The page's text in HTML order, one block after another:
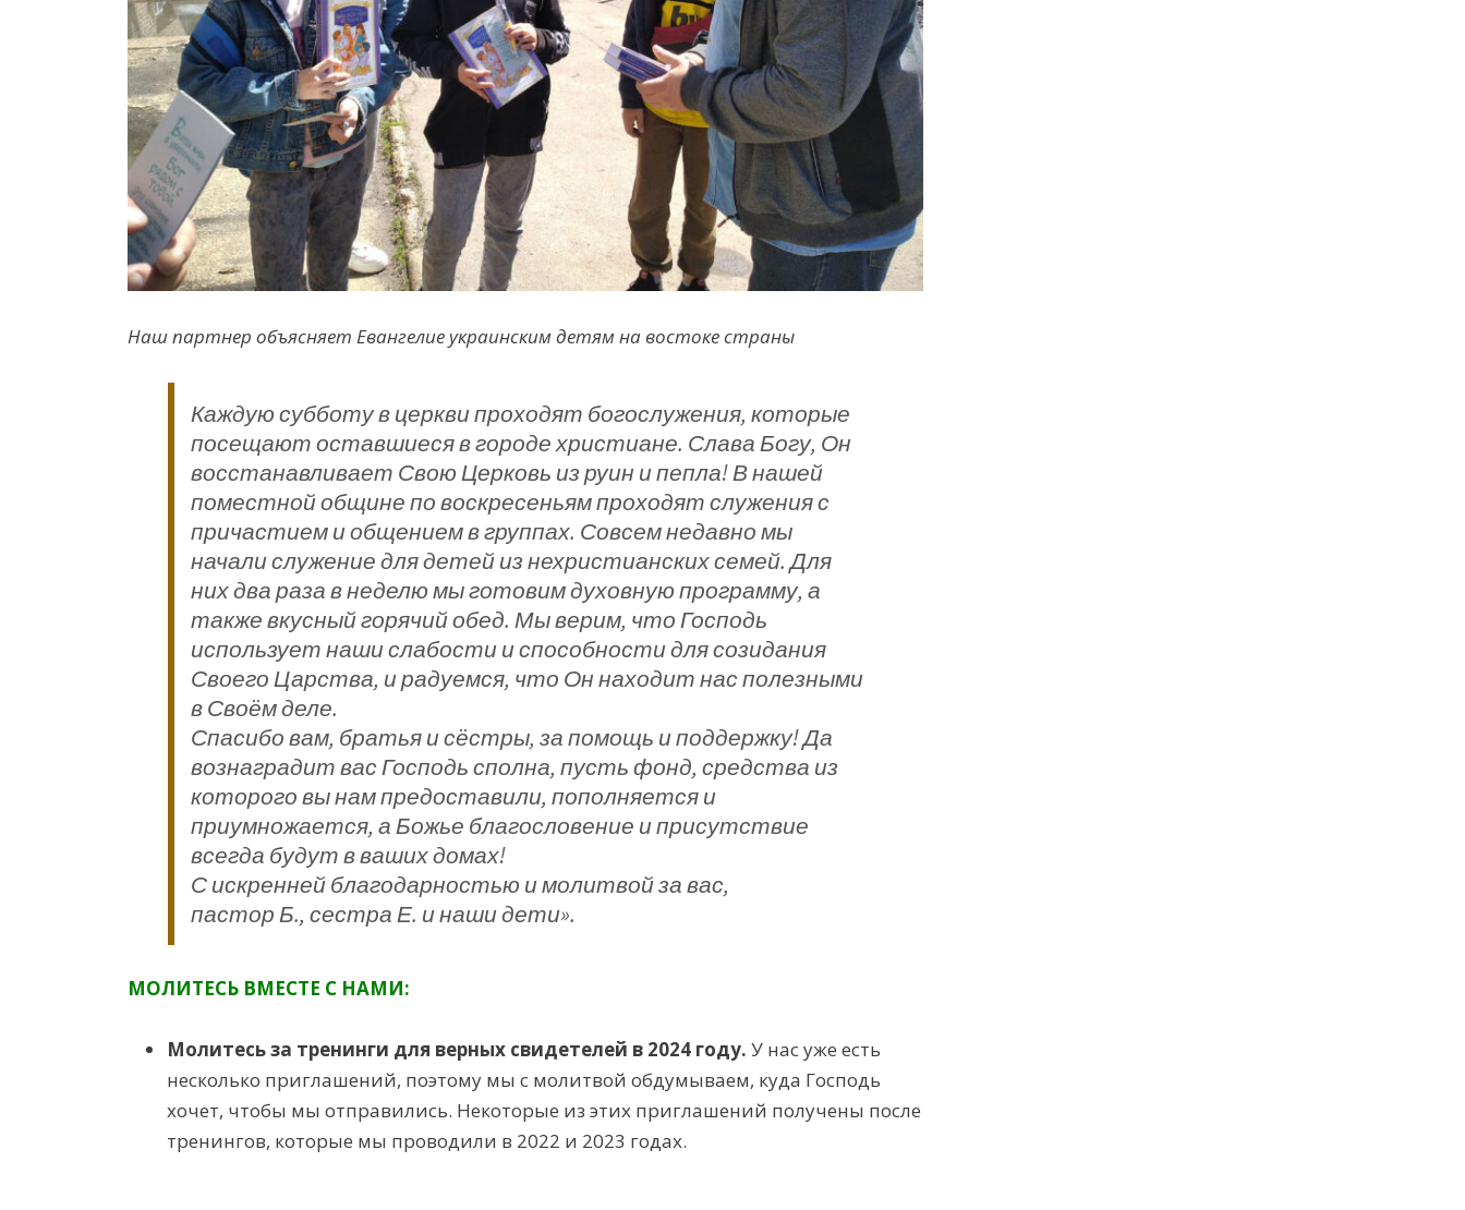
Наш партнер объясняет Евангелие украинским детям на востоке страны
Каждую субботу в церкви проходят богослужения, которые
посещают оставшиеся в городе христиане. Слава Богу, Он
восстанавливает Свою Церковь из руин и пепла! В нашей
поместной общине по воскресеньям проходят служения с
причастием и общением в группах. Совсем недавно мы
начали служение для детей из нехристианских семей. Для
них два раза в неделю мы готовим духовную программу, а
также вкусный горячий обед. Мы верим, что Господь
использует наши слабости и способности для созидания
Своего Царства, и радуемся, что Он находит нас полезными
в Своём деле.
Спасибо вам, братья и сёстры, за помощь и поддержку! Да
вознаградит вас Господь сполна, пусть фонд, средства из
которого вы нам предоставили, пополняется и
приумножается, а Божье благословение и присутствие
всегда будут в ваших домах!
С искренней благодарностью и молитвой за вас,
пастор Б., сестра Е. и наши дети».
МОЛИТЕСЬ ВМЕСТЕ С НАМИ:
Молитесь за тренинги для верных свидетелей в 2024 году. У нас уже есть
несколько приглашений, поэтому мы с молитвой обдумываем, куда Господь
хочет, чтобы мы отправились. Некоторые из этих приглашений получены после
тренингов, которые мы проводили в 2022 и 2023 годах.